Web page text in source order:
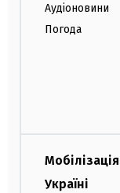
Аудіоновини
Погода
Україні